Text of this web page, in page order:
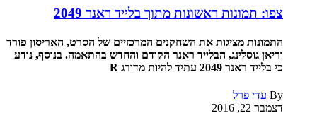
צפו: תמונות ראשונות מתוך בלייד ראנר 2049
התמונות מציגות את השחקנים המרכזיים של הסרט, האריסון פורד
וריאן גוסלינג, הבלייד ראנר הקודם והחדש בהתאמה. בנוסף, נודע
כי בלייד ראנר 2049 עתיד להיות מדורג R
By עדי פרל
דצמבר 22, 2016